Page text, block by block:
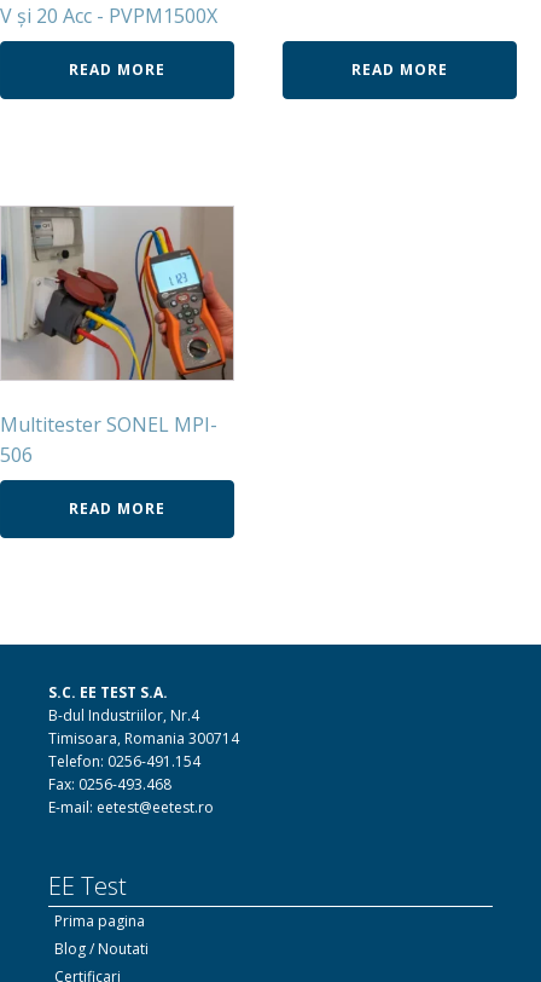
V și 20 Acc - PVPM1500X
READ MORE READ MORE
Multitester SONEL MPI-
506
READ MORE
S.C. EE TEST S.A.
B-dul Industriilor, Nr.4
Timisoara, Romania 300714
Telefon: 0256-491.154
Fax: 0256-493.468
E-mail: eetest@eetest.ro
EE Test
Prima pagina
Blog / Noutati
Certificari